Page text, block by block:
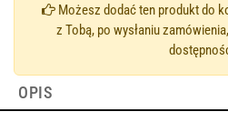
Możesz dodać ten produkt do
z Tobą, po wysłaniu
OPIS